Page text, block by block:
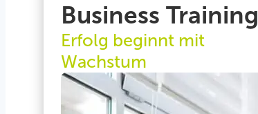
Business Training
Erfolg beginnt mit
Wachstum